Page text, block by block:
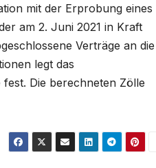
mit der Erprobung eines
am 2. Juni 2021 in Kraft
Verträge an die
legt das
Die berechneten Zölle